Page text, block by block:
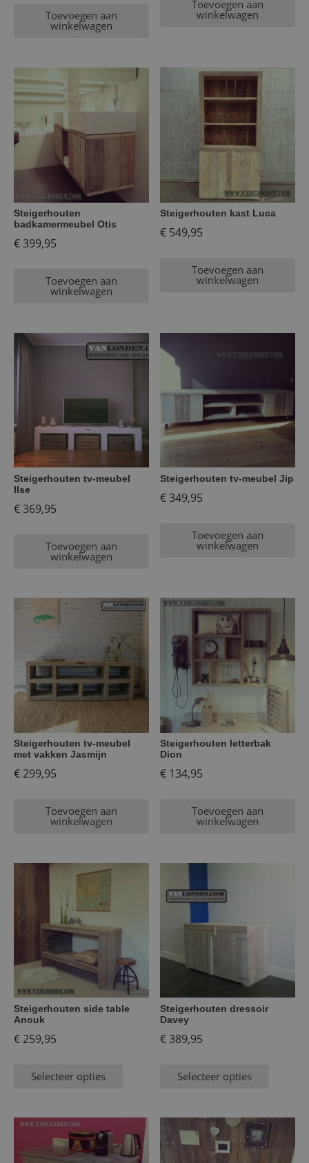
Toevoegen aan
winkelwagen
Toevoegen aan
winkelwagen
Steigerhouten
badkamermeubel Otis
€399,95
Toevoegen aan
winkelwagen
Steigerhouten kast Luca
€ 549,95
Toevoegen aan
winkelwagen
Steigerhouten tv-meubel
Ilse
€369,95
Toevoegen aan
winkelwagen
Steigerhouten tv-meubel Jip
€349,95
Toevoegen aan
winkelwagen
Steigerhouten tv-meubel
met vakken Jasmijn
€299,95
Toevoegen aan
winkelwagen
Steigerhouten letterbak
Dion
€ 134,95
Toevoegen aan
winkelwagen
Steigerhouten side table
Anouk
€259,95
Selecteer opties
Steigerhouten dressoir
Davey
€389,95
Selecteer opties